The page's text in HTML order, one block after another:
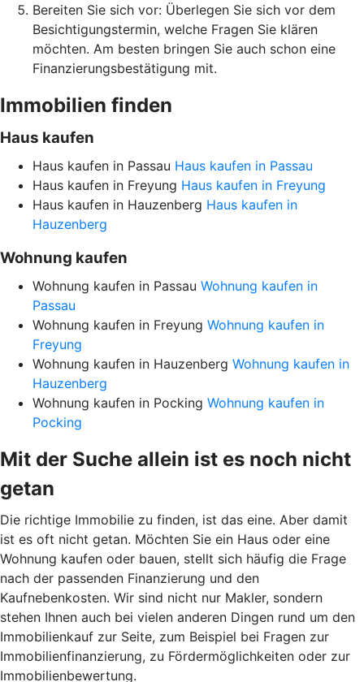
Bereiten Sie sich vor: Überlegen Sie sich vor dem
Besichtigungstermin, welche Fragen Sie klären
möchten. Am besten bringen Sie auch schon eine
Finanzierungsbestätigung mit.
Immobilien finden
Haus kaufen
Haus kaufen in Passau Haus kaufen in Passau
Haus kaufen in Freyung Haus kaufen in Freyung
Haus kaufen in Hauzenberg Haus kaufen in
Hauzenberg
Wohnung kaufen
Wohnung kaufen in Passau Wohnung kaufen in
Passau
Wohnung kaufen in Freyung Wohnung kaufen in
Freyung
Wohnung kaufen in Hauzenberg Wohnung kaufen in
Hauzenberg
Wohnung kaufen in Pocking Wohnung kaufen in
Pocking
Mit der Suche allein ist es noch nicht
getan
Die richtige Immobilie zu finden, ist das eine. Aber damit
ist es oft nicht getan. Möchten Sie ein Haus oder eine
Wohnung kaufen oder bauen, stellt sich häufig die Frage
nach der passenden Finanzierung und den
Kaufnebenkosten. Wir sind nicht nur Makler, sondern
stehen Ihnen auch bei vielen anderen Dingen rund um den
Immobilienkauf zur Seite, zum Beispiel bei Fragen zur
Immobilienfinanzierung, zu Fördermöglichkeiten oder zur
Immobilienbewertung.